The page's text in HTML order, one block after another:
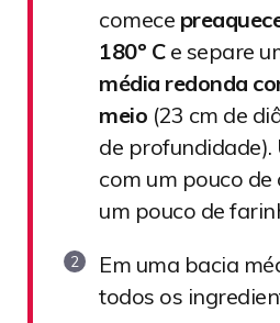
comece
180º Ce separe
média redonda
meio (23 cm de
de
com um pouco de
um pouco de
Em uma bacia
todos os